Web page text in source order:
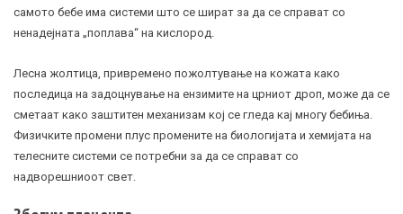
самото бебе има системи што се шират за да се справат со
ненадејната „поплава“ на кислород.
Лесна жолтица , привремено пожолтување на кожата како
последица на задоцнување на ензимите на црниот дроп, може да се
сметаат како заштитен механизам кој се гледа кај многу бебиња.
Физичките промени плус промените на биологијата и хемијата на
телесните системи се потребни за да се справат со
надворешниоот свет.